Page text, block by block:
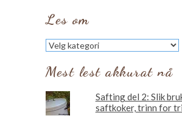
Les om
Les
om
Mest lest akkurat nå
Safting del 2: Slik
saftkoker, trinn for